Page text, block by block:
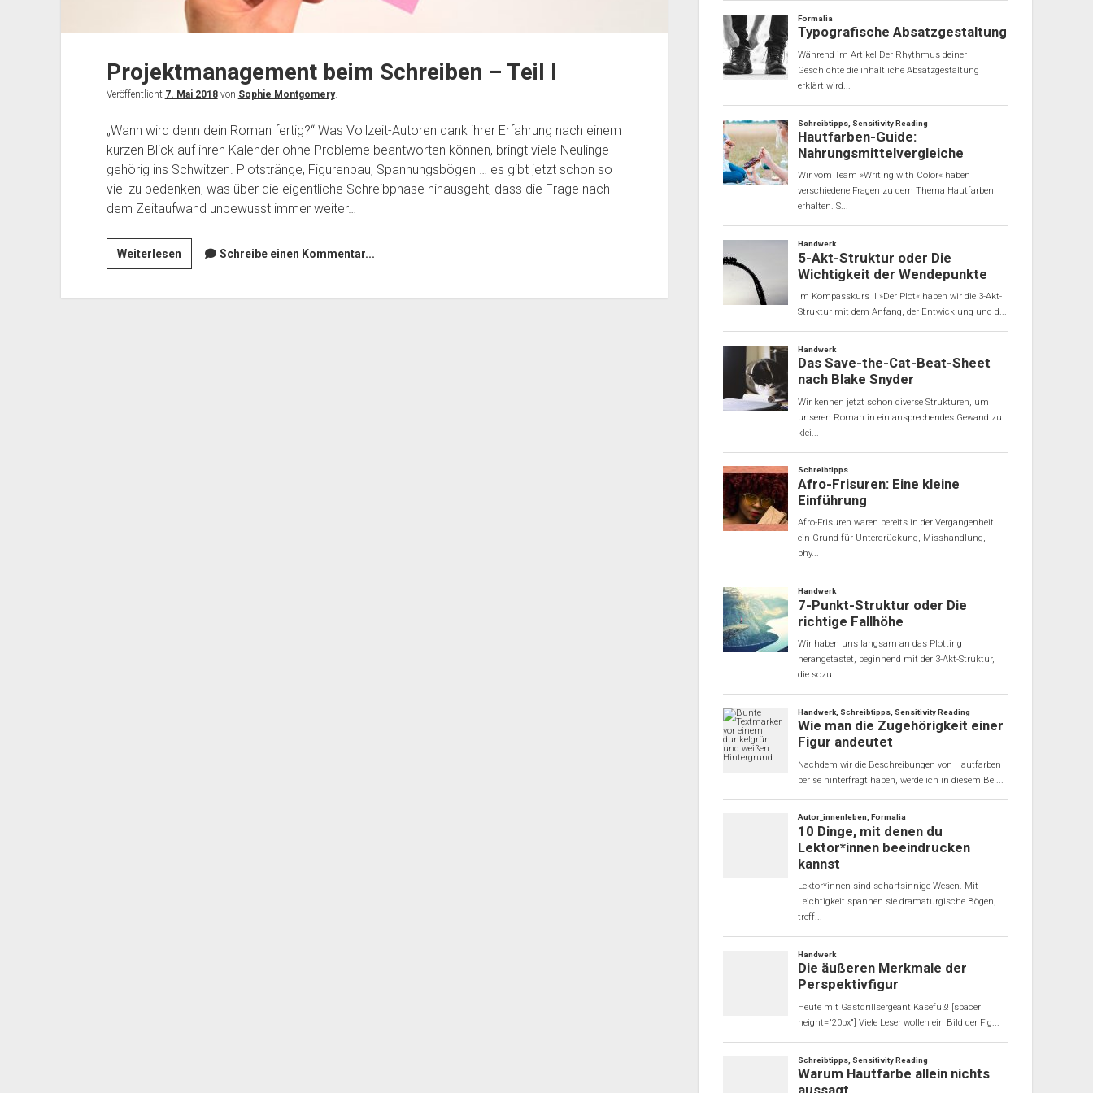
Projektmanagement beim Schreiben – Teil I
Veröffentlicht 7. Mai 2018von Sophie Montgomery.
„Wann wird denn dein Roman fertig?“ Was Vollzeit-Autoren dank ihrer Erfahrung nach einem
kurzen Blick auf ihren Kalender ohne Probleme beantworten können, bringt viele Neulinge
gehörig ins Schwitzen. Plotstränge, Figurenbau, Spannungsbögen … es gibt jetzt schon so
viel zu bedenken, was über die eigentliche Schreibphase hinausgeht, dass die Frage nach
dem Zeitaufwand unbewusst immer weiter…
WeiterlesenProjektmanagement
beim
Schreibe einen Kommentar...